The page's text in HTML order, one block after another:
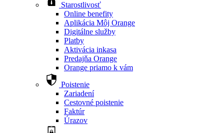
Starostlivosť
Online benefity
Aplikácia Môj Orange
Digitálne služby
Platby
Aktivácia inkasa
Predajňa Orange
Orange priamo k vám
Poistenie
Zariadení
Cestovné poistenie
Faktúr
Úrazov